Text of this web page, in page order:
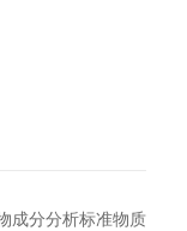
成分分析标准物质